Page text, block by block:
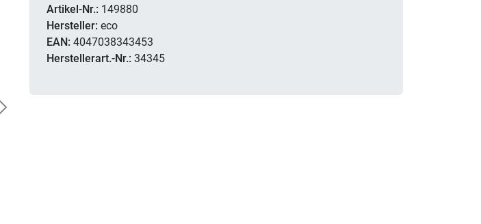
Next
Artikel-Nr.: 149880
Hersteller: eco
EAN: 4047038343453
Herstellerart.-Nr.: 34345